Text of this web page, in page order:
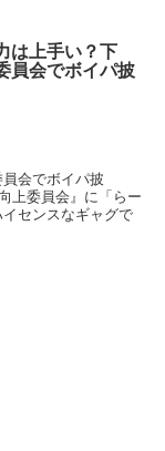
は上手い？下
員会でボイパ披
会でボイパ披
上委員会』に「らー
センスなギャグで